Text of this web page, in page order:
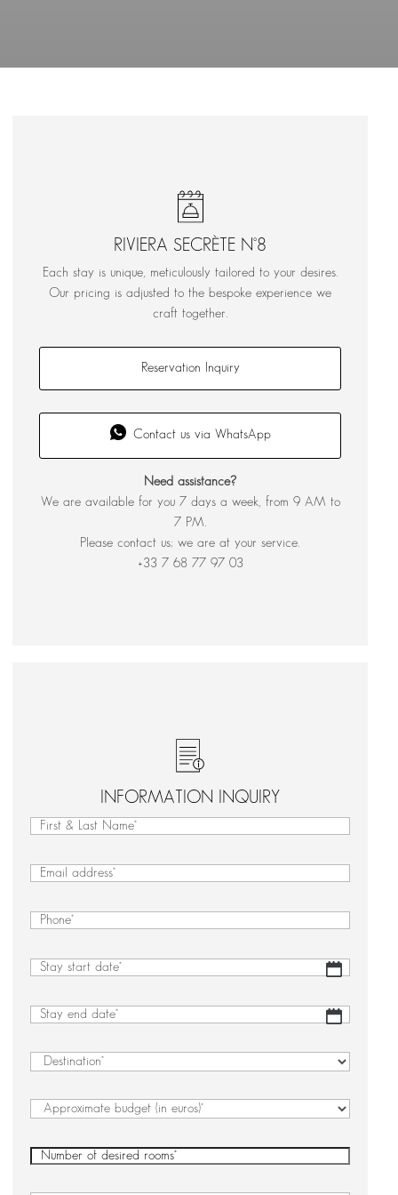
RIVIERA SECRÈTE N°8
Each stay is unique, meticulously tailored to your desires.
Our pricing is adjusted to the bespoke experience we
craft together.
Reservation Inquiry
Contact us via WhatsApp
Need assistance?
We are available for you 7 days a week, from 9 AM to
7 PM.
Please contact us; we are at your service.
+33 7 68 77 97 03
INFORMATION INQUIRY
First
Last
Name(Required)
&
Last
date(Required)
MM
slash
date(Required)
MM
slash
Approximate
(in
euros)